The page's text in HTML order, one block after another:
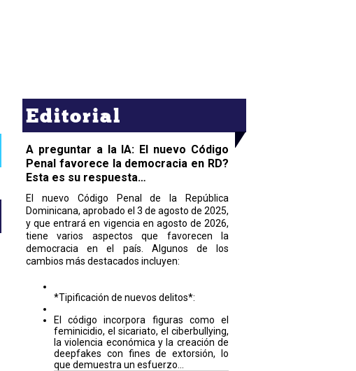
Editorial
A preguntar a la IA: El nuevo Código
Penal favorece la democracia en RD?
Esta es su respuesta…
El nuevo Código Penal de la República
Dominicana, aprobado el 3 de agosto de 2025,
y que entrará en vigencia en agosto de 2026,
tiene varios aspectos que favorecen la
democracia en el país. Algunos de los
cambios más destacados incluyen:
*Tipificación de nuevos delitos*:
El código incorpora figuras como el
feminicidio, el sicariato, el ciberbullying,
la violencia económica y la creación de
deepfakes con fines de extorsión, lo
que demuestra un esfuerzo...